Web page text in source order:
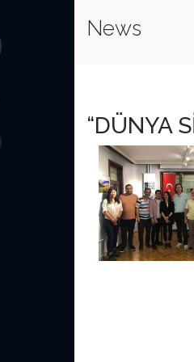
News
“DÜNYA